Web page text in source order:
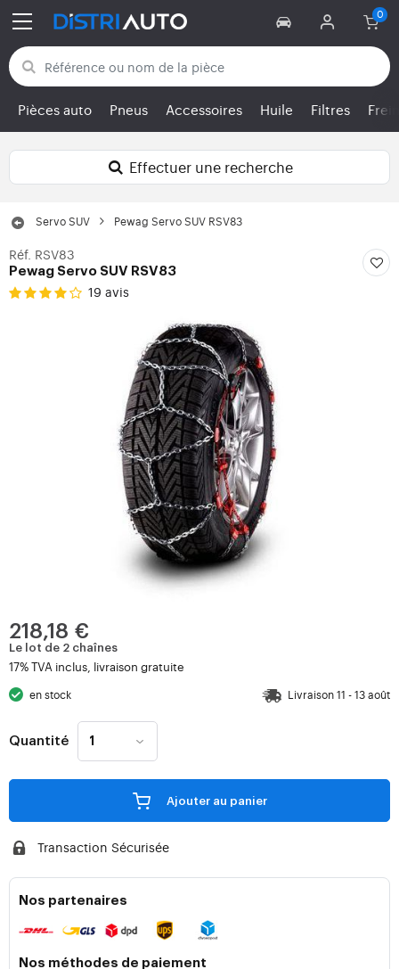
Retour aux catégories
Pièces auto Pneus Accessoires Huile Filtres
Effectuer une recherche
Servo SUV Pewag Servo SUV RSV83
Réf. RSV83
Pewag Servo SUV RSV83
19 avis
218,18 €
Le lot de 2 chaînes
17% TVA inclus, livraison gratuite
en stock Livraison 11 - 13 août
Quantité
Ajouter au panier
Transaction Sécurisée
Nos partenaires
Nos méthodes de paiement